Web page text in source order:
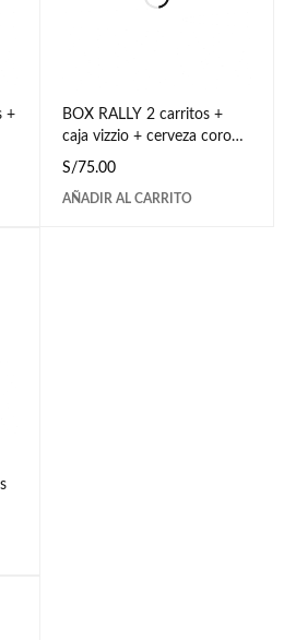
+
BOX RALLY 2 carritos +
caja vizzio + cerveza corona
+ 2 fotos polaroid + tarjeta
S/75.00
AÑADIR AL CARRITO